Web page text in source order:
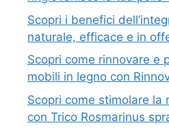
Scopri i benefici
naturale, efficace e in
Scopri come rinnovare e
mobili in legno con
Scopri come stimolare la
con Trico Rosmarinus